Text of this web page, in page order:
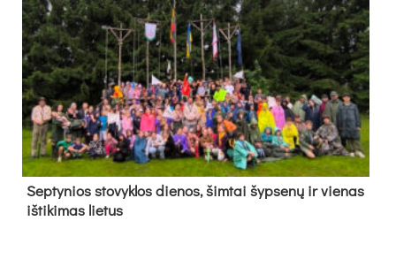
Sep­ty­nios sto­vyk­los die­nos, šim­tai šyp­se­nų ir vie­nas
iš­ti­ki­mas lie­tus